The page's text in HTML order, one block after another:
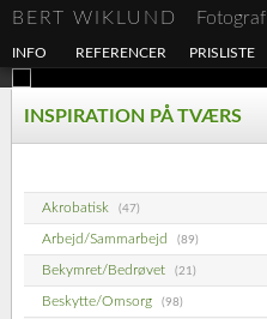
BERT WIKLUND Fotograf
INFO REFERENCER PRISLISTE
INSPIRATION PÅ TVÆRS
Akrobatisk (47)
Arbejd/Sammarbejd (89)
Bekymret/Bedrøvet (21)
Beskytte/Omsorg (98)